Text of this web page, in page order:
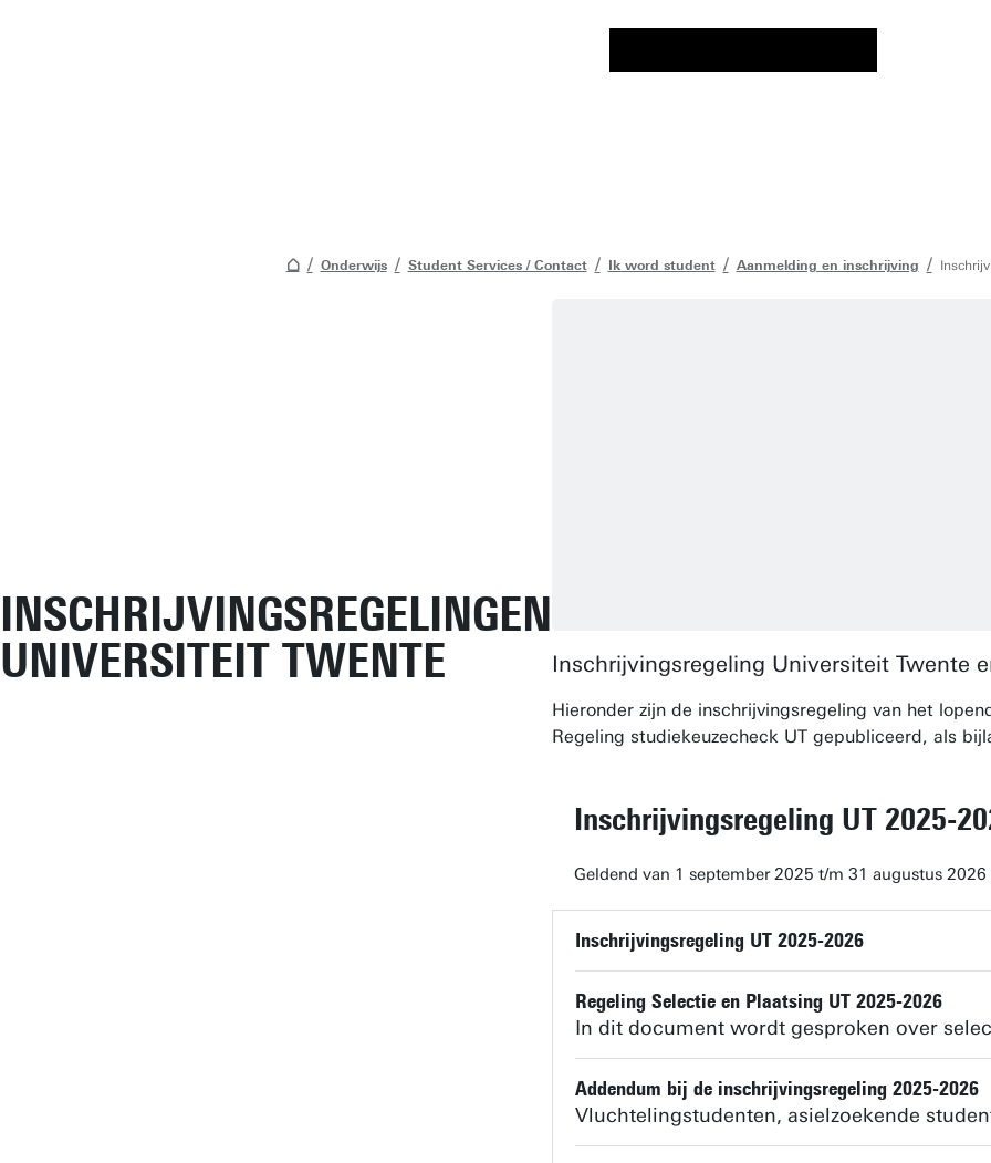
Onderwijs Student Services / Contact Ik word student Aanmelding en inschrijving
INSCHRIJVINGSREGELINGEN
UNIVERSITEIT TWENTE
Inschrijvingsregeling Universiteit Twente
Hieronder zijn de inschrijvingsregeling van het
Regeling studiekeuzecheck UT gepubliceerd, als
Inschrijvingsregeling UT 2025-
Geldend van 1 september 2025 t/m 31 augustus 2026
Inschrijvingsregeling UT 2025-2026
Regeling Selectie en Plaatsing UT 2025-2026
In dit document wordt gesproken over
Addendum bij de inschrijvingsregeling 2025-2026
Vluchtelingstudenten, asielzoekende